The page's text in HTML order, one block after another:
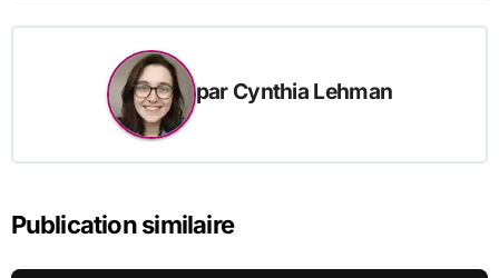
par Cynthia Lehman
Publication similaire